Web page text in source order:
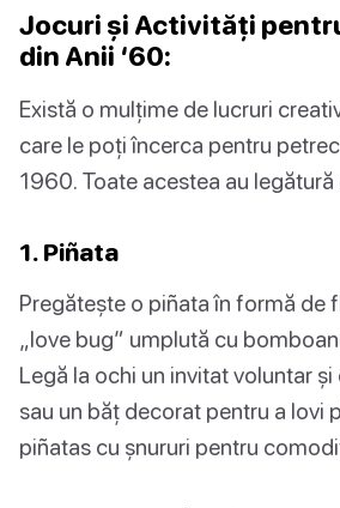
Jocuri și Activități
din Anii ‘60:
Există o mulțime de lucruri
care le poți încerca pentru
1960. Toate acestea au legătură
1. Piñata
Pregătește o piñata în formă de
„love bug” umplută cu
Legă la ochi un invitat voluntar
sau un băț decorat pentru a lovi
piñatas cu șnururi pentru